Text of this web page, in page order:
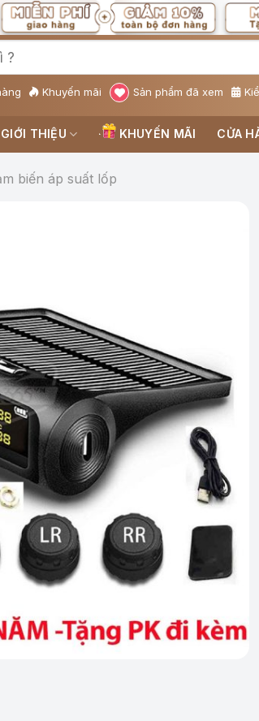
Khuyến mãi Sản phẩm đã xem
GIỚI THIỆU KHUYẾN MÃI CỬA
biến áp suất lốp